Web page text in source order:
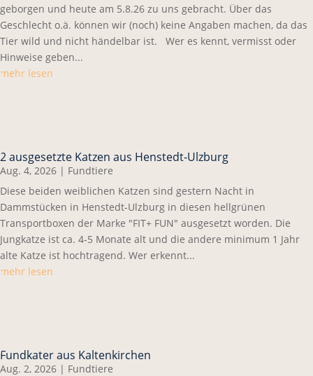
geborgen und heute am 5.8.26 zu uns gebracht. Über das
Geschlecht o.ä. können wir (noch) keine Angaben machen, da das
Tier wild und nicht händelbar ist. Wer es kennt, vermisst oder
Hinweise geben...
mehr lesen
2 ausgesetzte Katzen aus Henstedt-Ulzburg
Aug. 4, 2026 | Fundtiere
Diese beiden weiblichen Katzen sind gestern Nacht in
Dammstücken in Henstedt-Ulzburg in diesen hellgrünen
Transportboxen der Marke "FIT+ FUN" ausgesetzt worden. Die
Jungkatze ist ca. 4-5 Monate alt und die andere minimum 1 Jahr
alte Katze ist hochtragend. Wer erkennt...
mehr lesen
Fundkater aus Kaltenkirchen
Aug. 2, 2026 | Fundtiere